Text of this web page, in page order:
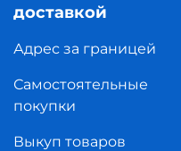
доставкой
Адрес за границей
Самостоятельные
покупки
Выкуп товаров